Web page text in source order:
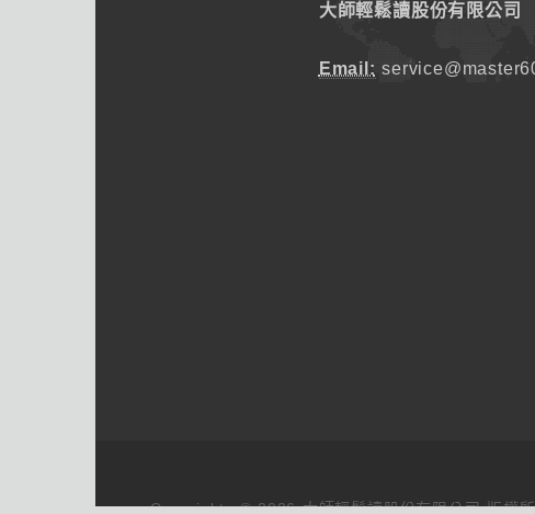
大師輕鬆讀股份有限公司
Email:
Copyrights © 2026 大師輕鬆讀股份有限公司 版權